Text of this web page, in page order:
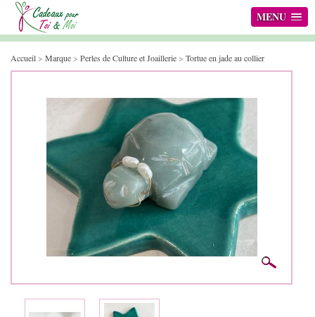
MENU
Accueil> Marque> Perles de Culture et Joaillerie> Tortue en jade au collier